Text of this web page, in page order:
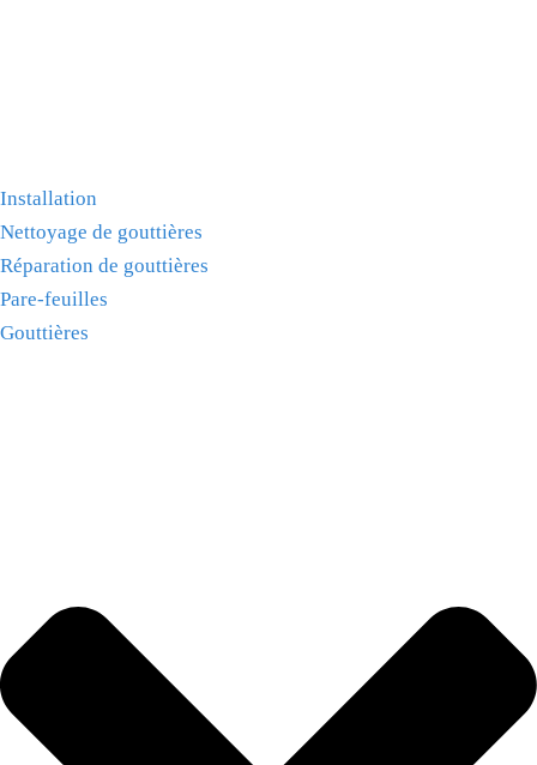
Installation
Nettoyage de gouttières
Réparation de gouttières
Pare-feuilles
Gouttières